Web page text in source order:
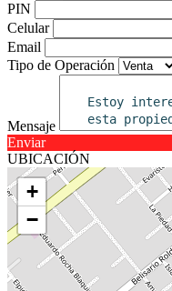
PIN
Celular
Email
Tipo de Operación
Mensaje
Enviar
UBICACIÓN
+
−